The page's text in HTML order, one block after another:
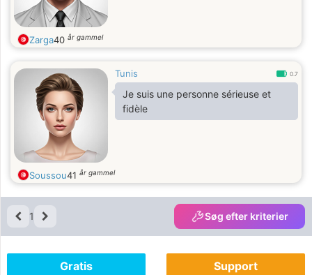
Zarga40 år gammel
Tunis 0.7
Je suis une personne sérieuse et
fidèle
Soussou41 år gammel
1 Søg efter kriterier
Gratis Support